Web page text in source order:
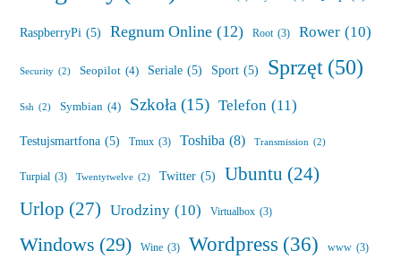
RaspberryPi (5) Regnum Online (12) Root (3) Rower (10)
Security (2) Seopilot (4) Seriale (5) Sport (5) Sprzęt(50)
Ssh (2) Symbian (4) Szkoła (15) Telefon (11)
Testujsmartfona (5) Tmux (3) Toshiba (8) Transmission (2)
Turpial (3) Twentytwelve (2) Twitter (5) Ubuntu (24)
Urlop (27) Urodziny (10) Virtualbox (3)
Windows (29) Wine (3) Wordpress (36) www (3)